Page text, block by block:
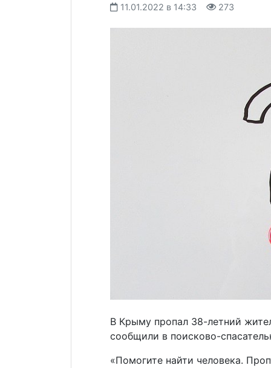
11.01.2022 в 14:33 273
В Крыму пропал 38-летний
сообщили в поисково-
«Помогите найти человека.